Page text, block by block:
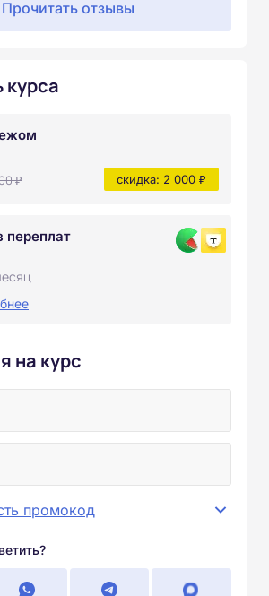
Прочитать отзывы
курса
₽ скидка: 2 000 ₽
переплат
на курс
промокод